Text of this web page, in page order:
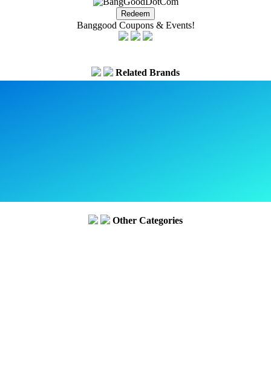
Banggood Coupons & Events!
Related Brands
Other Categories